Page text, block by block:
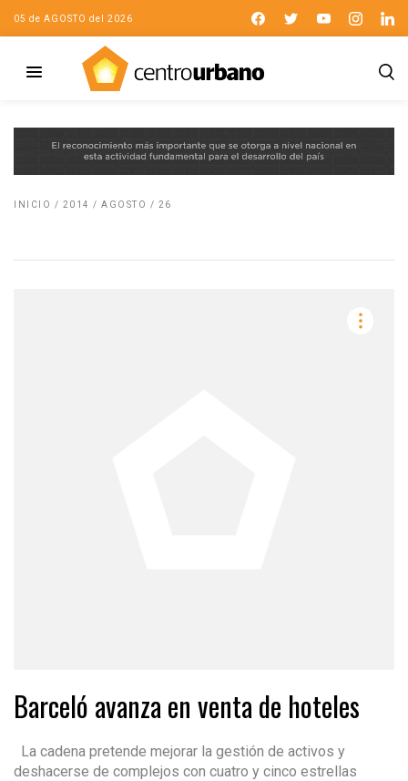
05 de AGOSTO del 2026
INICIO / 2014 / AGOSTO / 26
Barceló avanza en venta de hoteles
La cadena pretende mejorar la gestión de activos y
deshacerse de complejos con cuatro y cinco estrellas